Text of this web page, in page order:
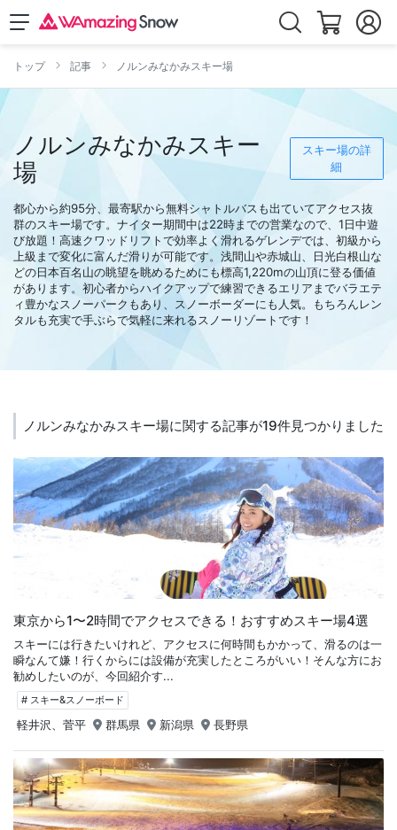
トップ 記事 ノルンみなかみスキー場
ノルンみなかみスキー
場
スキー場の詳
細
都心から約95分、最寄駅から無料シャトルバスも出ていてアクセス抜
群のスキー場です。ナイター期間中は22時までの営業なので、1日中遊
び放題！高速クワッドリフトで効率よく滑れるゲレンデでは、初級から
上級まで変化に富んだ滑りが可能です。浅間山や赤城山、日光白根山な
どの日本百名山の眺望を眺めるためにも標高1,220mの山頂に登る価値
があります。初心者からハイクアップで練習できるエリアまでバラエテ
ィ豊かなスノーパークもあり、スノーボーダーにも人気。もちろんレン
タルも充実で手ぶらで気軽に来れるスノーリゾートです！
ノルンみなかみスキー場に関する記事が19件見つかりました
東京から1〜2時間でアクセスできる！おすすめスキー場4選
スキーには行きたいけれど、アクセスに何時間もかかって、滑るのは一
瞬なんて嫌！行くからには設備が充実したところがいい！そんな方にお
勧めしたいのが、今回紹介す...
# スキー&スノーボード
軽井沢、菅平 群馬県 新潟県 長野県